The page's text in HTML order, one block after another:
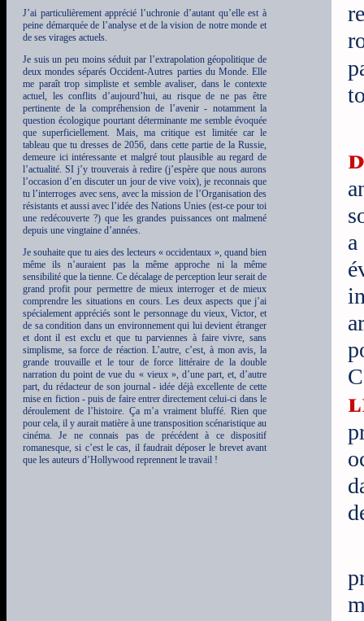
J’ai particulièrement apprécié l’uchronie d’autant qu’elle est à
peine démarquée de l’analyse et de la vision de notre monde et
de ses virages actuels.
Je suis un peu moins séduit par l’extrapolation géopolitique de
deux mondes séparés Occident-Autres parties du Monde. Elle
me paraît trop simpliste et semble avaliser, dans le contexte
actuel, les conflits d’aujourd’hui, au risque de ne pas être
pertinente de la compréhension de l’avenir - notamment la
question écologique pourtant déterminante me semble évoquée
que superficiellement. Mais, ma critique est limitée car le
tableau que tu dresses de 2056, dans cette partie de la Russie,
demeure ici intéressante et malgré tout plausible au regard de
l’actualité. SI j’y trouverais à redire (j’espère que nous aurons
l’occasion d’en discuter un jour de vive voix), je reconnais que
tu l’interroges avec sens, avec la mission de l’Organisation des
résistants et aussi avec l’idée des Nations Unies (est-ce pour toi
une redécouverte ?) que les grandes puissances ont malmené
depuis une vingtaine d’années.
Je souhaite que tu aies des lecteurs « occidentaux », quand bien
même ils n’auraient pas la même approche ni la même
sensibilité que la tienne. Ce décalage de perception leur serait de
grand profit pour permettre de mieux interroger et de mieux
comprendre les situations en cours. Les deux aspects que j’ai
spécialement appréciés sont le personnage du vieux, Victor, et
de sa condition dans un environnement qui lui devient étranger
et dont il est exclu et que tu parviennes à faire vivre, sans
simplisme, sa force de réaction. L’autre, c’est, à mon avis, la
grande trouvaille et le tour de force littéraire de la double
narration du point de vue du « vieux », d’une part, et, d’autre
part, du rédacteur de son journal - idée déjà excellente de cette
mise en fiction - puis de faire entrer directement celui-ci dans le
déroulement de l’histoire. Ça m’a vraiment bluffé. Rien que
pour cela, il y aurait matière à une transposition scénaristique au
cinéma. Je ne connais pas de précédent à ce dispositif
romanesque, si c’est le cas, il faudrait déposer le brevet avant
que les auteurs d’Hollywood reprennent le travail !